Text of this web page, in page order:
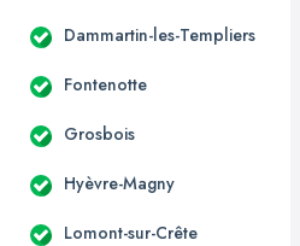
Dammartin-les-Templiers
Fontenotte
Grosbois
Hyèvre-Magny
Lomont-sur-Crête